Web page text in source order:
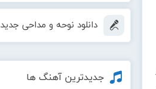
دانلود نوحه و مداحی جدید
جدیدترین آهنگ ها